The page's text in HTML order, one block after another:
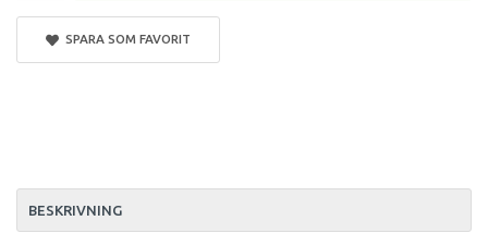
SPARA SOM FAVORIT
BESKRIVNING